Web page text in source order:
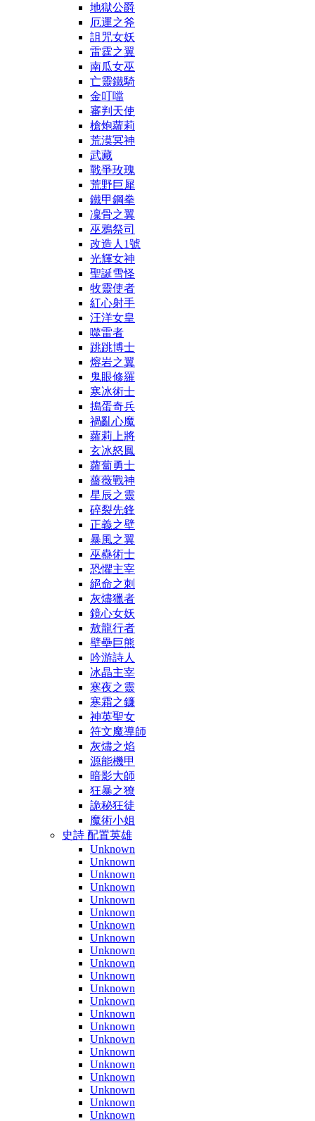
地獄公爵
厄運之斧
詛咒女妖
雷霆之翼
南瓜女巫
亡靈鐵騎
金叮噹
審判天使
槍炮蘿莉
荒漠冥神
武藏
戰爭玫瑰
荒野巨犀
鐵甲鋼拳
凜骨之翼
巫鴉祭司
改造人1號
光輝女神
聖誕雪怪
牧靈使者
紅心射手
汪洋女皇
噬雷者
跳跳博士
熔岩之翼
鬼眼修羅
寒冰術士
搗蛋奇兵
禍亂心魔
蘿莉上將
玄冰怒鳳
蘿蔔勇士
薔薇戰神
星辰之靈
碎裂先鋒
正義之壁
暴風之翼
巫蠱術士
恐懼主宰
絕命之刺
灰燼獵者
鏡心女妖
敖龍行者
壁壘巨熊
吟游詩人
冰晶主宰
寒夜之靈
寒霜之鐮
神英聖女
符文魔導師
灰燼之焰
源能機甲
暗影大師
狂暴之獠
詭秘狂徒
魔術小姐
史詩 配置英雄
Unknown
Unknown
Unknown
Unknown
Unknown
Unknown
Unknown
Unknown
Unknown
Unknown
Unknown
Unknown
Unknown
Unknown
Unknown
Unknown
Unknown
Unknown
Unknown
Unknown
Unknown
Unknown